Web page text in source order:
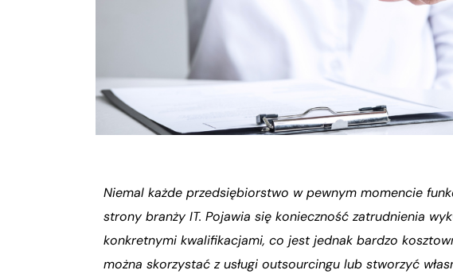
Niemal każde przedsiębiorstwo w pewnym momencie
strony branży IT. Pojawia się konieczność zatrudnienia
konkretnymi kwalifikacjami, co jest jednak bardzo
można skorzystać z usługi outsourcingu lub stworzyć